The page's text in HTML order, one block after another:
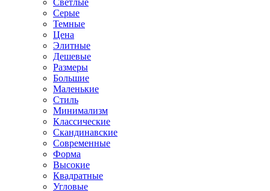
Светлые
Серые
Темные
Цена
Элитные
Дешевые
Размеры
Большие
Маленькие
Стиль
Минимализм
Классические
Скандинавские
Современные
Форма
Высокие
Квадратные
Угловые